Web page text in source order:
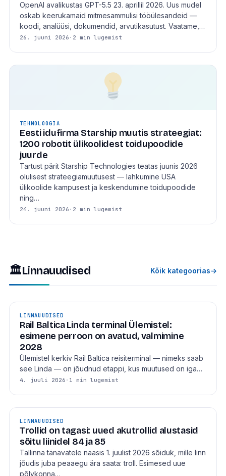
OpenAI avalikustas GPT-5.5 23. aprillil 2026. Uus mudel
oskab keerukamaid mitmesammulisi tööülesandeid —
koodi, analüüsi, dokumendid, arvutikasutust. Vaatame,…
26. juuni 2026 · 2 min lugemist
TEHNOLOOGIA
Eesti idufirma Starship muutis strateegiat:
1200 robotit ülikoolidest toidupoodide
juurde
Tartust pärit Starship Technologies teatas juunis 2026
olulisest strateegiamuutusest — lahkumine USA
ülikoolide kampusest ja keskendumine toidupoodide
ning…
24. juuni 2026 · 2 min lugemist
🏛Linnauudised Kõik kategoorias→
LINNAUUDISED
Rail Baltica Linda terminal Ülemistel:
esimene perroon on avatud, valmimine
2028
Ülemistel kerkiv Rail Baltica reisiterminal — nimeks saab
see Linda — on jõudnud etappi, kus muutused on iga…
4. juuli 2026 · 1 min lugemist
LINNAUUDISED
Trollid on tagasi: uued akutrollid alustasid
sõitu liinidel 84 ja 85
Tallinna tänavatele naasis 1. juulist 2026 sõiduk, mille linn
jõudis juba peaaegu ära saata: troll. Esimesed uue
põlvkonna…